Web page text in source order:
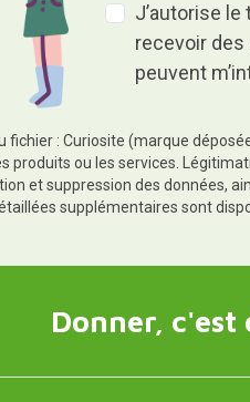
J’autorise
recevoir
peuvent
fichier : Curiosite (marque
produits ou les services.
et suppression des données,
supplémentaires sont
Donner,